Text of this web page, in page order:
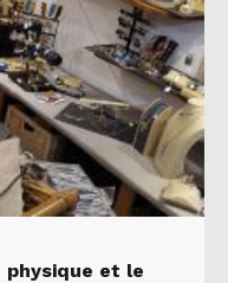
physique et le